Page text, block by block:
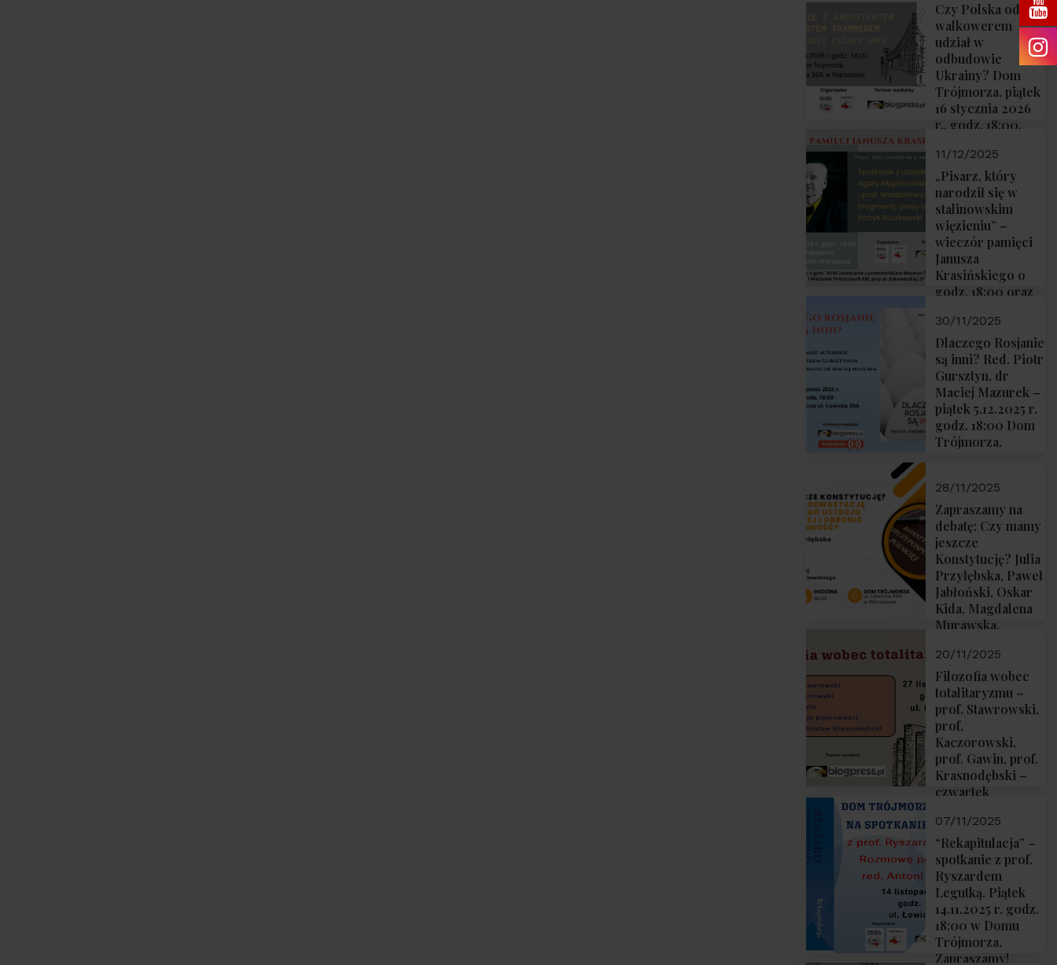
Czy Polska oddaje
walkowerem
udział w
odbudowie
Ukrainy? Dom
Trójmorza, piątek
16 stycznia 2026
r., godz. 18:00.
11/12/2025
„Pisarz, który
narodził się w
stalinowskim
więzieniu” –
wieczór pamięci
Janusza
Krasińskiego o
godz. 18:00 oraz
Muzeum
Żołnierzy
Wyklętych i
Więźniów
Politycznych PRL
o godz. 16:00 – 19
grudnia 2025 r.
30/11/2025
Dlaczego Rosjanie
są inni? Red. Piotr
Gursztyn, dr
Maciej Mazurek –
piątek 5.12.2025 r.
godz. 18:00 Dom
Trójmorza.
28/11/2025
Zapraszamy na
debatę: Czy mamy
jeszcze
Konstytucję? Julia
Przyłębska, Paweł
Jabłoński, Oskar
Kida, Magdalena
Murawska,
Sobolewski – 4
grudnia 2025 r.
godz. 18:00.
20/11/2025
Filozofia wobec
totalitaryzmu –
prof. Stawrowski,
prof.
Kaczorowski,
prof. Gawin, prof.
Krasnodębski –
czwartek
18:00
07/11/2025
“Rekapitulacja” –
spotkanie z prof.
Ryszardem
Legutką. Piątek
14.11.2025 r. godz.
18:00 w Domu
Trójmorza.
Zapraszamy!